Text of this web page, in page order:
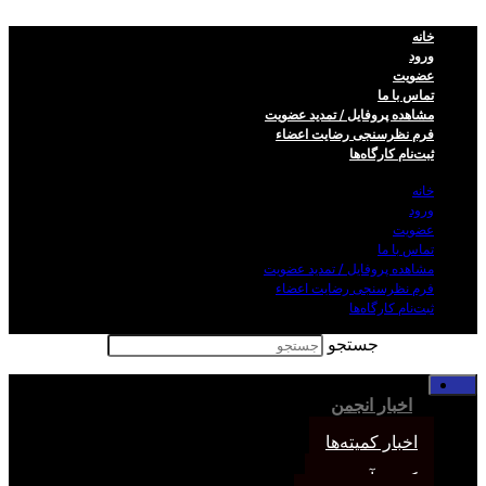
خانه
ورود
عضویت
تماس با ما
مشاهده پروفایل / تمدید عضویت
فرم نظر‌سنجی رضایت اعضاء
ثبت‌نام کارگاه‌ها
خانه
ورود
عضویت
تماس با ما
مشاهده پروفایل / تمدید عضویت
فرم نظر‌سنجی رضایت اعضاء
ثبت‌نام کارگاه‌ها
جستجو
اخبار انجمن
اخبار کمیته‌ها
کمیته آموزش